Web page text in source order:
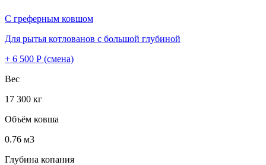
С греферным ковшом
Для рытья котлованов с большой глубиной
+ 6 500 Р (смена)
Вес
17 300 кг
Объём ковша
0.76 м3
Глубина копания